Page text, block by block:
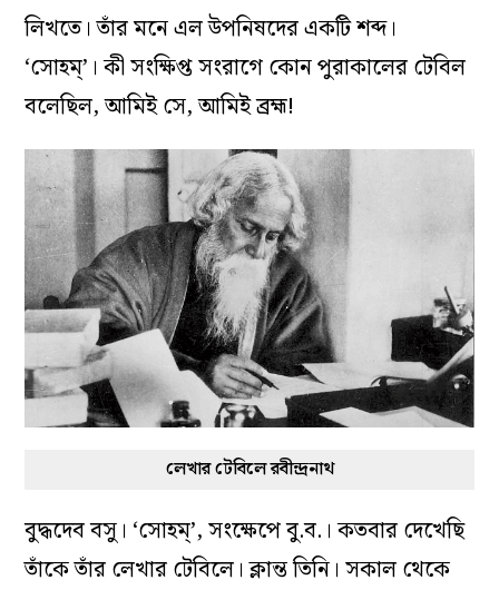
লিখতে। তাঁর মনে এল উপনিষদের একটি শব্দ।
‘সোহম্‌’। কী সংক্ষিপ্ত সংরাগে কোন পুরাকালের টেবিল
বলেছিল, আমিই সে, আমিই ব্রহ্ম!
লেখার টেবিলে রবীন্দ্রনাথ
বুদ্ধদেব বসু। ‘সোহম্‌’, সংক্ষেপে বু.ব.। কতবার দেখেছি
তাঁকে তাঁর লেখার টেবিলে। ক্লান্ত তিনি। সকাল থেকে